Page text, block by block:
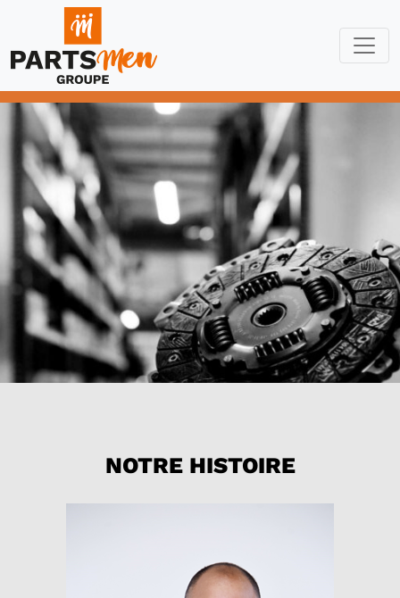
NOTRE HISTOIRE